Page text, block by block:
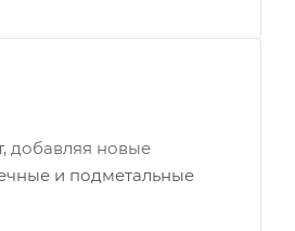
добавляя новые
и подметальные